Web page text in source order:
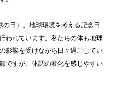
日）。地球環境を考える記念日
われています。私たちの体も地球
影響を受けながら日々過ごしてい
ですが、体調の変化を感じやすい